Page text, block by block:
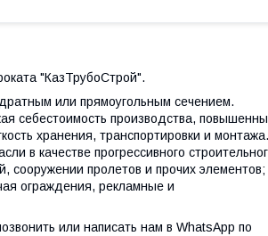
"КазТрубоСтрой".
или прямоугольным сечением.
себестоимость производства,
хранения, транспортировки и монтажа.
в качестве прогрессивного
сооружении пролетов и прочих элементов;
ограждения, рекламные и
или написать нам в WhatsApp по